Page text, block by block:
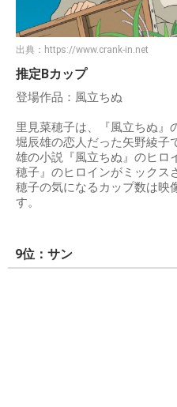
出典： https://www.crank-in.net
推定Bカップ
登場作品：風立ちぬ
里見菜穂子は、『風立ちぬ』
堀辰雄の恋人だった矢野綾子
雄の小説『風立ちぬ』のヒロ
穂子』のヒロインがミックス
穂子の気になるカップ数は映
す。
9位：サン